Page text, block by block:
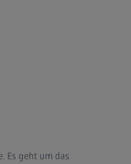
Es geht um das